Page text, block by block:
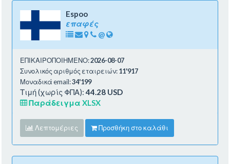
Espoo
επαφές
@
ΕΠΙΚΑΙΡΟΠΟΙΗΜΕΝΟ:2026-08-07
Συνολικός αριθμός εταιρειών:11'917
Μοναδικά email:34'199
Τιμή (χωρίς ΦΠΑ):44.28 USD
Παράδειγμα XLSX
Λεπτομέριες Προσθήκη στο καλάθι